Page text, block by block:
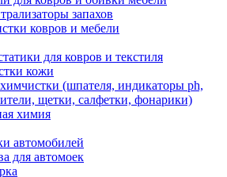
запахов
ковров и мебели
для ковров и текстиля
кожи
(шпателя, индикаторы ph,
щетки, салфетки, фонарики)
химия
автомобилей
для автомоек